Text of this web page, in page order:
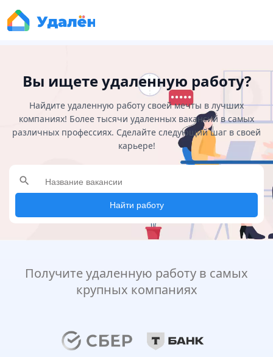
Вы ищете удаленную работу?
Найдите удаленную работу своей мечты в лучших
компаниях! Более тысячи удаленных вакансий в самых
различных профессиях. Сделайте следующий шаг в своей
карьере!
search
Найти работу
Получите удаленную работу в самых
крупных компаниях